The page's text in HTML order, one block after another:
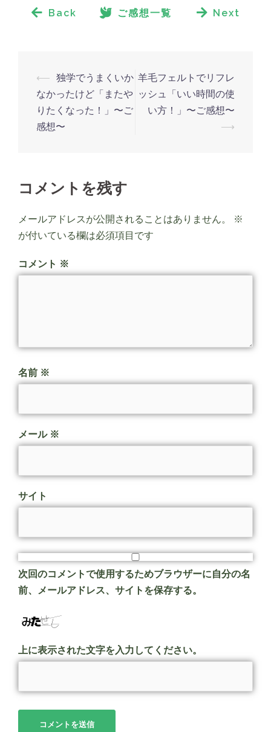
Back ご感想一覧 Next
⟵ 独学でうまくいか
なかったけど「またや
りたくなった！」〜ご
感想〜
羊毛フェルトでリフレ
ッシュ「いい時間の使
い方！」〜ご感想〜
⟶
コメントを残す
メールアドレスが公開されることはありません。
※
が付いている欄は必須項目です
コメント ※
名前 ※
メール ※
サイト
次回のコメントで使用するためブラウザーに自分の名
前、メールアドレス、サイトを保存する。
上に表示された文字を入力してください。